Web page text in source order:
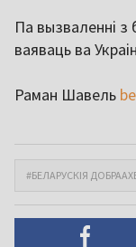
Па вызваленні з
ваяваць ва
Раман Шавель
#БЕЛАРУСКІЯ